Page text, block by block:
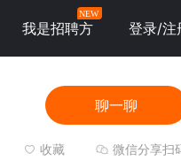
我是招聘方
NEW
登录/注
聊一聊
收藏
微信分享扫